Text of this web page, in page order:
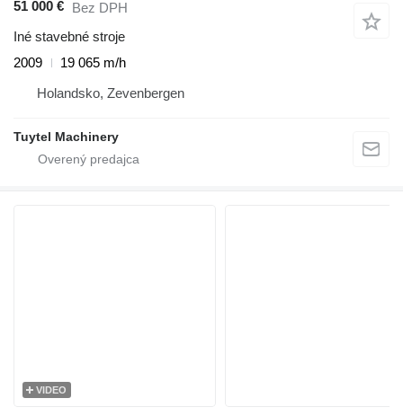
51 000 € Bez DPH
Iné stavebné stroje
2009
19 065 m/h
Holandsko, Zevenbergen
Tuytel Machinery
VIDEO